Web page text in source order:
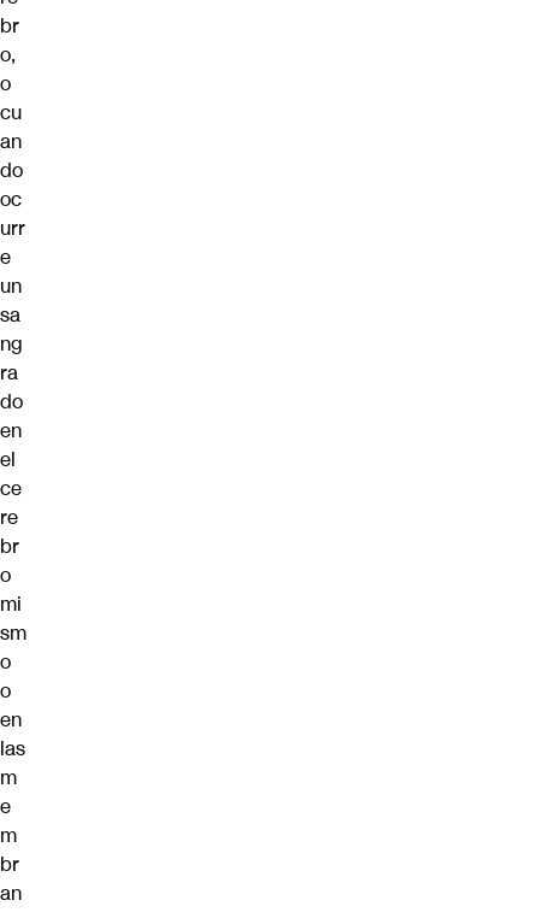
br
o,
o
cu
an
do
oc
urr
e
un
sa
ng
ra
do
en
el
ce
re
br
o
mi
sm
o
o
en
las
m
e
m
br
an